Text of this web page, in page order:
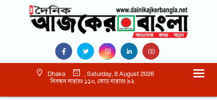
Dhaka
, Saturday, 8 August 2026
নিবন্ধন নাম্বারঃ ১১০, কোড নাম্বারঃ ৯২